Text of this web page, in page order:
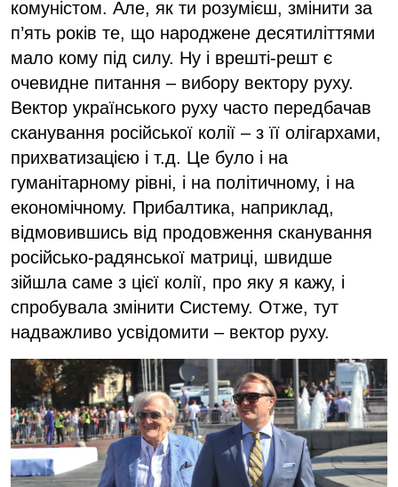
комуністом. Але, як ти розумієш, змінити за
п’ять років те, що народжене десятиліттями
мало кому під силу. Ну і врешті-решт є
очевидне питання – вибору вектору руху.
Вектор українського руху часто передбачав
сканування російської колії – з її олігархами,
прихватизацією і т.д. Це було і на
гуманітарному рівні, і на політичному, і на
економічному. Прибалтика, наприклад,
відмовившись від продовження сканування
російсько-радянської матриці, швидше
зійшла саме з цієї колії, про яку я кажу, і
спробувала змінити Систему. Отже, тут
надважливо усвідомити – вектор руху.